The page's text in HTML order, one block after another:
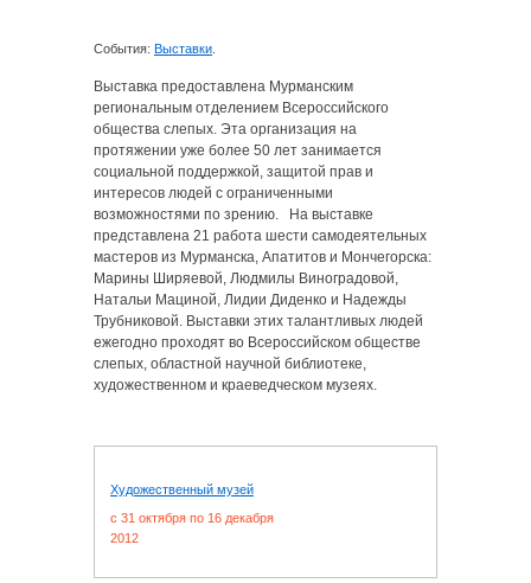
События: Выставки
Выставка предоставлена Мурманским
региональным отделением Всероссийского
общества слепых. Эта организация на
протяжении уже более 50 лет занимается
социальной поддержкой, защитой прав и
интересов людей с ограниченными
возможностями по зрению. На выставке
представлена 21 работа шести самодеятельных
мастеров из Мурманска, Апатитов и Мончегорска:
Марины Ширяевой, Людмилы Виноградовой,
Натальи Мациной, Лидии Диденко и Надежды
Трубниковой. Выставки этих талантливых людей
ежегодно проходят во Всероссийском обществе
слепых, областной научной библиотеке,
художественном и краеведческом музеях.
Художественный музей
c 31 октября по 16 декабря
2012